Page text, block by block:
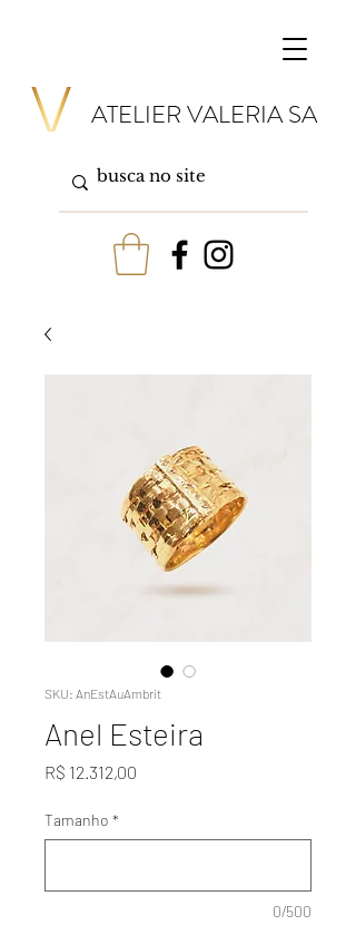
ATELIER VALERIA SA
SKU: AnEstAuAmbrit
Anel Esteira
R$ 12.312,00
Tamanho *
0/500